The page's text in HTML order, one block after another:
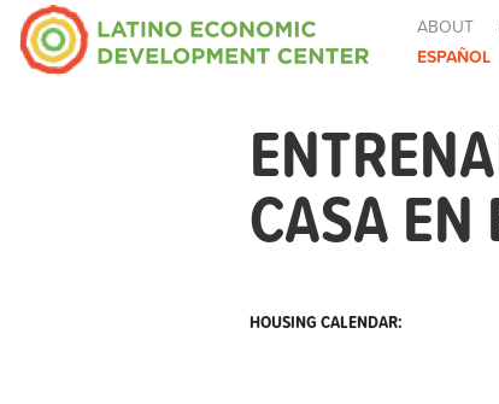
ABOUT
ESPAÑOL
CASA
HOUSING CALENDAR: